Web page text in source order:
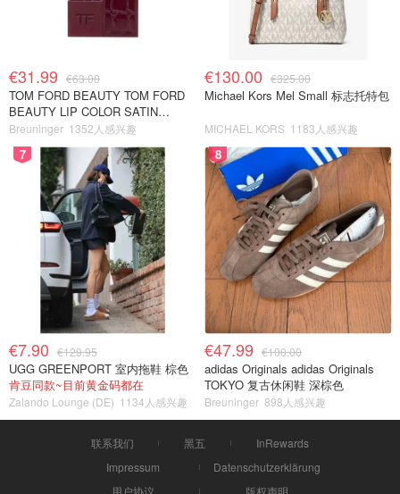
€31.99 €63.00
TOM FORD BEAUTY TOM FORD
BEAUTY LIP COLOR SATIN
MATTE 裸玫瑰口红
Breuninger 1352人感兴趣
€130.00 €325.00
Michael Kors Mel Small 标志托特包
MICHAEL KORS 1183人感兴趣
7
€7.90 €129.95
UGG GREENPORT 室内拖鞋 棕色
肯豆同款~目前黄金码都在
Zalando Lounge (DE) 1134人感兴趣
8
€47.99 €100.00
adidas Originals adidas Originals
TOKYO 复古休闲鞋 深棕色
Breuninger 898人感兴趣
联系我们 黑五
InRewards
Impressum
Datenschutzerklärung
用户协议
版权声明